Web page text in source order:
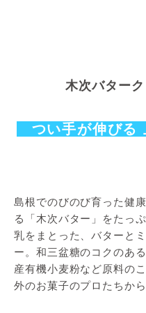
木次バターク
つい手が伸びる
島根でのびのび育った健
る「木次バター」をたっ
乳をまとった、バターと
ー。和三盆糖のコクのあ
産有機小麦粉など原料の
外のお菓子のプロたちから